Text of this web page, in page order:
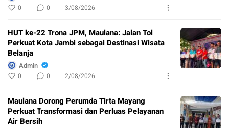
0 0 3/08/2026
HUT ke-22 Trona JPM, Maulana: Jalan Tol
Perkuat Kota Jambi sebagai Destinasi Wisata
Belanja
Admin
0 0 2/08/2026
Maulana Dorong Perumda Tirta Mayang
Perkuat Transformasi dan Perluas Pelayanan
Air Bersih